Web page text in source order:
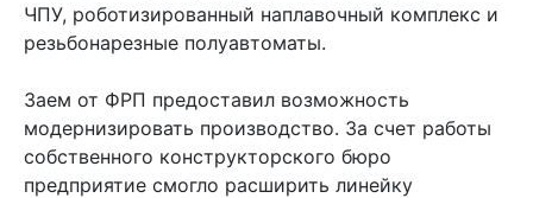
ЧПУ, роботизированный наплавочный комплекс и
резьбонарезные полуавтоматы.
Заем от ФРП предоставил возможность
модернизировать производство. За счет работы
собственного конструкторского бюро
предприятие смогло расширить линейку